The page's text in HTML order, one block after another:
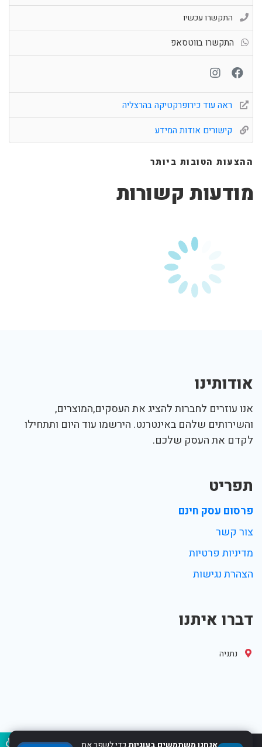
התקשרו עכשיו
התקשרו בווטסאפ
ראה עוד כירופרקטיקה בהרצליה
קישורים אודות המידע
ההצעות הטובות ביותר
מודעות קשורות
אודותינו
אנו עוזרים לחברות להציג את העסקים,המוצרים,
והשירותים שלהם באינטרנט. הירשמו עוד היום ותתחילו
לקדם את העסק שלכם.
תפריט
פרסום עסק חינם
צור קשר
מדיניות פרטיות
הצהרת נגישות
דברו איתנו
נתניה